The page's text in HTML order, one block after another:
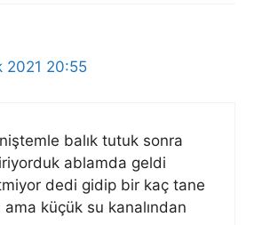
2021 20:55
balık tutuk sonra
ablamda geldi
dedi gidip bir kaç tane
küçük su kanalından